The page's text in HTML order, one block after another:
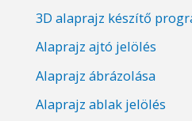
3D alaprajz készítő
Alaprajz ajtó jelölés
Alaprajz ábrázolása
Alaprajz ablak jelölés